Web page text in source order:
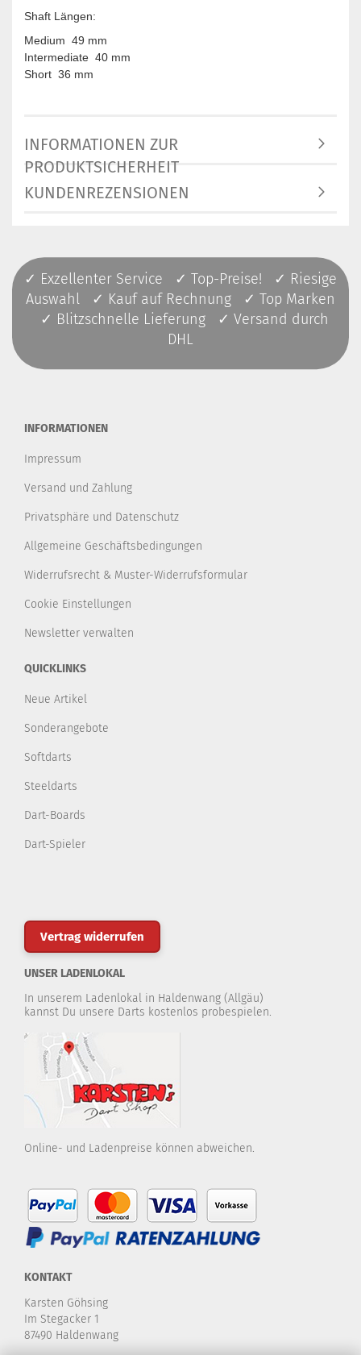
Shaft Längen:
Medium 49 mm
Intermediate 40 mm
Short 36 mm
INFORMATIONEN ZUR
PRODUKTSICHERHEIT
KUNDENREZENSIONEN
✓ Exzellenter Service ✓ Top-Preise! ✓ Riesige
Auswahl ✓ Kauf auf Rechnung ✓ Top Marken
✓ Blitzschnelle Lieferung ✓ Versand durch
DHL
INFORMATIONEN
Impressum
Versand und Zahlung
Privatsphäre und Datenschutz
Allgemeine Geschäftsbedingungen
Widerrufsrecht & Muster-Widerrufsformular
Cookie Einstellungen
Newsletter verwalten
QUICKLINKS
Neue Artikel
Sonderangebote
Softdarts
Steeldarts
Dart-Boards
Dart-Spieler
Vertrag widerrufen
UNSER LADENLOKAL
In unserem Ladenlokal in Haldenwang (Allgäu)
kannst Du unsere Darts kostenlos probespielen.
Online- und Ladenpreise können abweichen.
KONTAKT
Karsten Göhsing
Im Stegacker 1
87490 Haldenwang